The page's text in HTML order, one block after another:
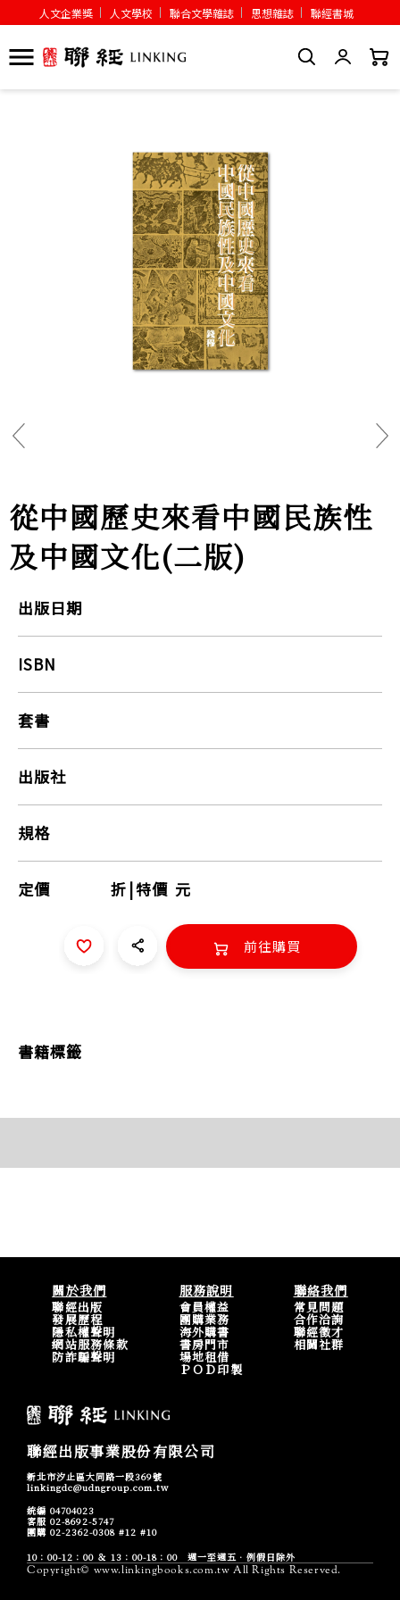
人文企業獎 人文學校 聯合文學雜誌 思想雜誌 聯經書城
從中國歷史來看中國民族性
及中國文化(二版)
出版日期
ISBN
套書
出版社
規格
定價 折 |特價 元
前往購買
書籍標籤
關於我們
聯經出版
發展歷程
隱私權聲明
網站服務條款
防詐騙聲明
服務說明
會員權益
團購業務
海外購書
書房門市
場地租借
ＰＯＤ印製
聯絡我們
常見問題
合作洽詢
聯經徵才
相關社群
聯經出版事業股份有限公司
新北市汐止區大同路一段369號
linkingdc@udngroup.com.tw
統編 04704023
客服 02-8692-5747
團購 02-2362-0308 #12 #10
10：00-12：00 ＆ 13：00-18：00 週一至週五．例假日除外
Copyright© www.linkingbooks.com.tw All Rights Reserved.